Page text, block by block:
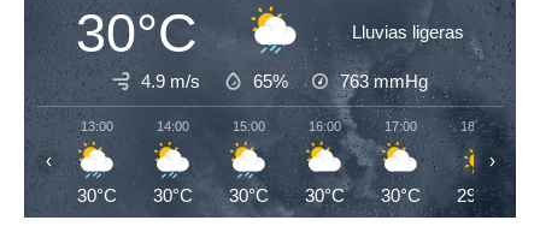
30°C Lluvias ligeras
4.9 m/s 65% 763mmHg
13:00
30°C
14:00
30°C
15:00
30°C
16:00
30°C
17:00
30°C
18:00
29°C
‹ ›